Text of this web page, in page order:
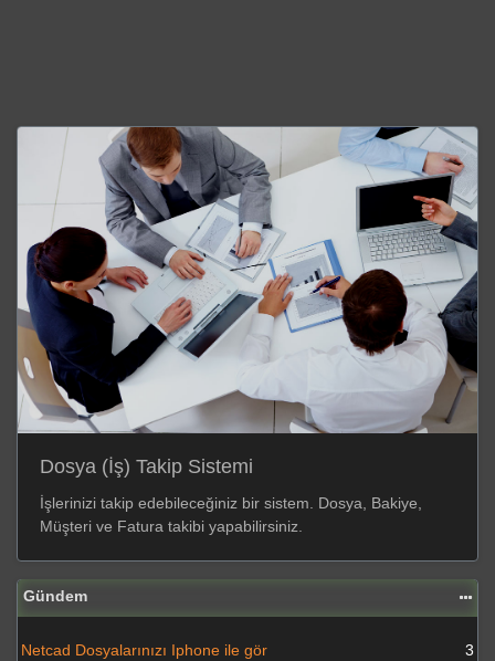
Dosya (İş) Takip Sistemi
İşlerinizi takip edebileceğiniz bir sistem. Dosya, Bakiye,
Müşteri ve Fatura takibi yapabilirsiniz.
Gündem
Netcad Dosyalarınızı Iphone ile gör 3